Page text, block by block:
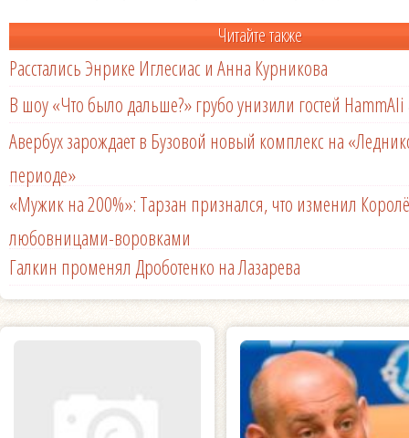
Читайте также
Расстались Энрике Иглесиас и Анна Курникова
В шоу «Что было дальше?» грубо унизили гостей HammAli
Авербух зарождает в Бузовой новый комплекс на
периоде»
«Мужик на 200%»: Тарзан признался, что изменил
любовницами-воровками
Галкин променял Дроботенко на Лазарева